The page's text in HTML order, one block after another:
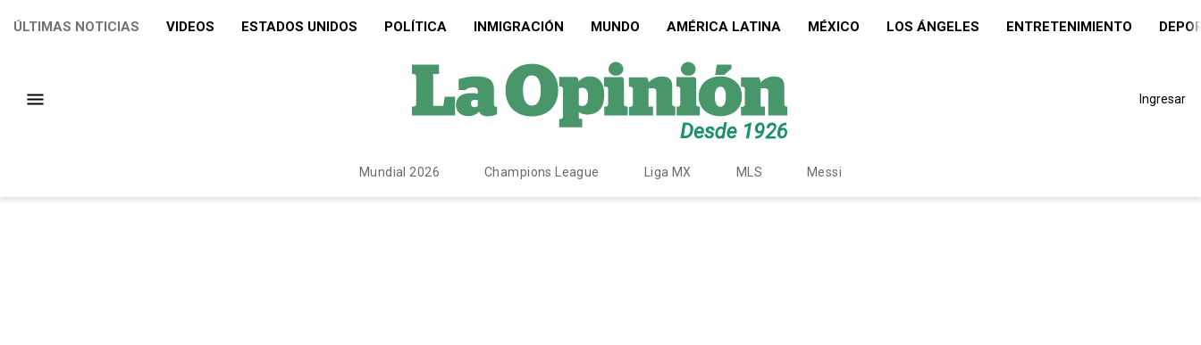
ÚLTIMAS NOTICIAS VIDEOS ESTADOS UNIDOS POLÍTICA INMIGRACIÓN MUNDO AMÉRICA LATINA MÉXICO LOS ÁNGELES ENTRETENIMIENTO
Ingresar
Mundial 2026 Champions League Liga MX MLS Messi